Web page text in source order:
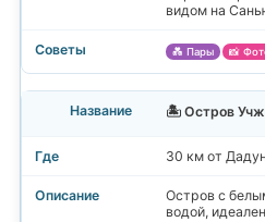
видом на
💑 Пары 📸
🏝️ Остров
30 км от
Остров с
водой,